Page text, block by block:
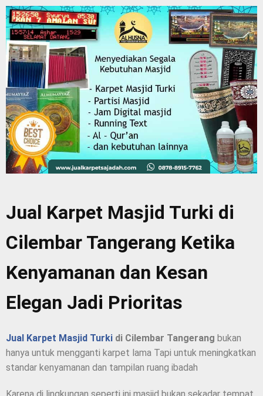
Jual Karpet Masjid Turki di
Cilembar Tangerang Ketika
Kenyamanan dan Kesan
Elegan Jadi Prioritas
Jual Karpet Masjid Turki di Cilembar Tangerang bukan
hanya untuk mengganti karpet lama Tapi untuk meningkatkan
standar kenyamanan dan tampilan ruang ibadah